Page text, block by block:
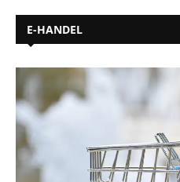
E-HANDEL